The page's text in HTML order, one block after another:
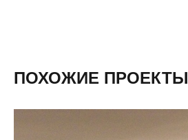
ПОХОЖИЕ ПРОЕКТЫ